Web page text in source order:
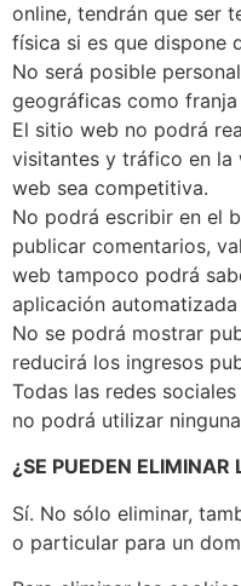
online, tendrán que ser
física si es que dispone
No será posible
geográficas como
El sitio web no podrá
visitantes y tráfico en la
web sea competitiva.
No podrá escribir en el
publicar comentarios,
web tampoco podrá
aplicación
No se podrá mostrar
reducirá los ingresos
Todas las redes
no podrá utilizar
¿SE PUEDEN ELIMINAR
Sí. No sólo eliminar,
o particular para un